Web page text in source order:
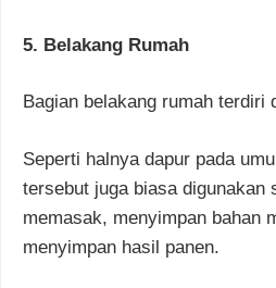
5. Belakang Rumah
Bagian belakang rumah terdiri
Seperti halnya dapur pada
tersebut juga biasa digunakan
memasak, menyimpan bahan
menyimpan hasil panen.